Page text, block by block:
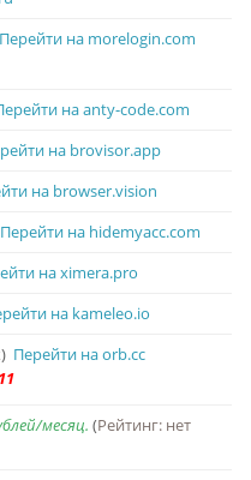
Перейти на morelogin.com
на anty-code.com
на brovisor.app
на browser.vision
Перейти на hidemyacc.com
на ximera.pro
на kameleo.io
) Перейти на orb.cc
месяц. (Рейтинг: нет